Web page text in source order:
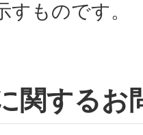
すものです。
関するお